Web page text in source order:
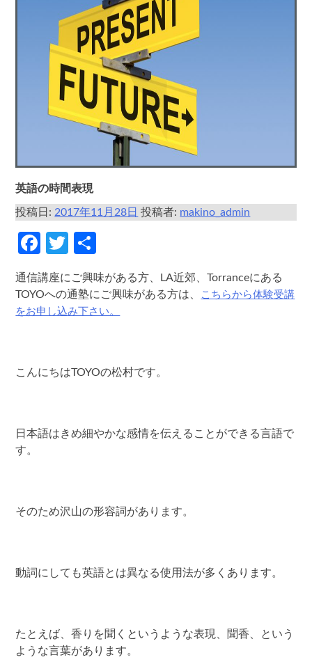
英語の時間表現
投稿日:2017年11月28日 投稿者: makino_admin
Facebook
Twitter
通信講座にご興味がある方、LA近郊、Torranceにある
TOYOへの通塾にご興味がある方は、
こちらから体験受講
をお申し込み下さい。
こんにちはTOYOの松村です。
日本語はきめ細やかな感情を伝えることができる言語で
す。
そのため沢山の形容詞があります。
動詞にしても英語とは異なる使用法が多くあります。
たとえば、香りを聞くというような表現、聞香、という
ような言葉があります。